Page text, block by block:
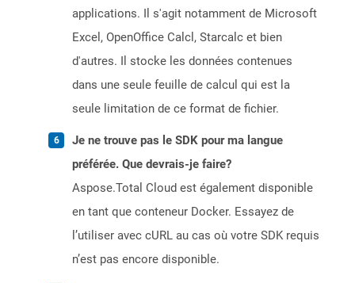
applications. Il s'agit notamment de Microsoft
Excel, OpenOffice Calcl, Starcalc et bien
d'autres. Il stocke les données contenues
dans une seule feuille de calcul qui est la
seule limitation de ce format de fichier.
Je ne trouve pas le SDK pour ma langue
préférée. Que devrais-je faire?
Aspose.Total Cloud est également disponible
en tant que conteneur Docker. Essayez de
l’utiliser avec cURL au cas où votre SDK requis
n’est pas encore disponible.